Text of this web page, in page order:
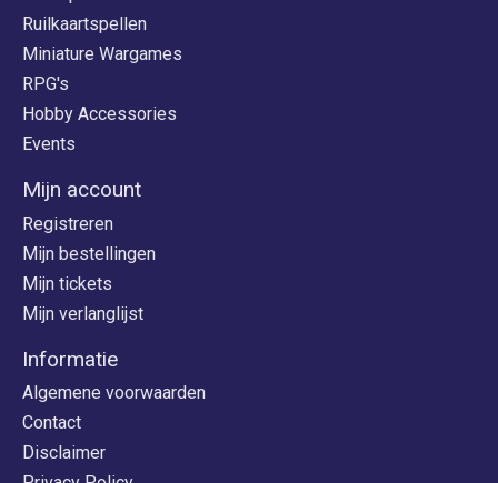
Ruilkaartspellen
Miniature Wargames
RPG's
Hobby Accessories
Events
Mijn account
Registreren
Mijn bestellingen
Mijn tickets
Mijn verlanglijst
Informatie
Algemene voorwaarden
Contact
Disclaimer